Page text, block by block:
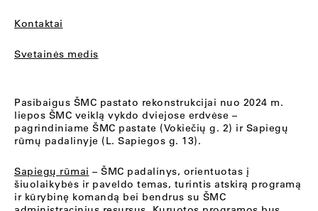
Kontaktai
Svetainės medis
Pasibaigus ŠMC pastato rekonstrukcijai nuo 2024 m.
liepos ŠMC veiklą vykdo dviejose erdvėse –
pagrindiniame ŠMC pastate (Vokiečių g. 2) ir Sapiegų
rūmų padalinyje (L. Sapiegos g. 13).
Sapiegų rūmai – ŠMC padalinys, orientuotas į
šiuolaikybės ir paveldo temas, turintis atskirą programą
ir kūrybinę komandą bei bendrus su ŠMC